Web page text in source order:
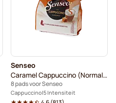
Senseo
Caramel Cappuccino (Normale kop)
8 pads voor Senseo
Cappuccino 5 Intensiteit